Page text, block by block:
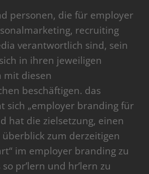
personen, die für employer
recruiting
verantwortlich sind, sein
in ihren jeweiligen
diesen
beschäftigen. das
sich „employer branding für
hat die zielsetzung, einen
zum derzeitigen
im employer branding zu
pr’lern und hr’lern zu